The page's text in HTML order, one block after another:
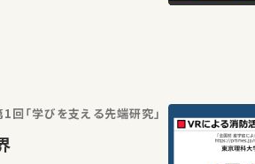
「学びを支える先端研究」